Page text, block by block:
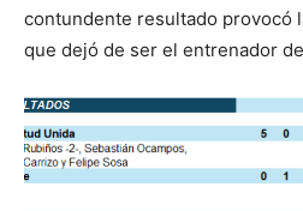
contundente resultado provocó
que dejó de ser el entrenador